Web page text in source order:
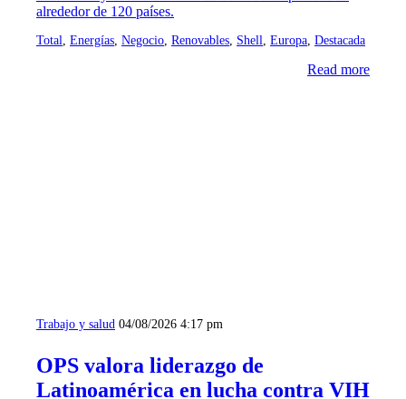
alrededor de 120 países.
Total Energías Negocio Renovables Shell Europa Destacada
Read more
Trabajo y salud 04/08/2026 4:17 pm
OPS valora liderazgo de
Latinoamérica en lucha contra VIH